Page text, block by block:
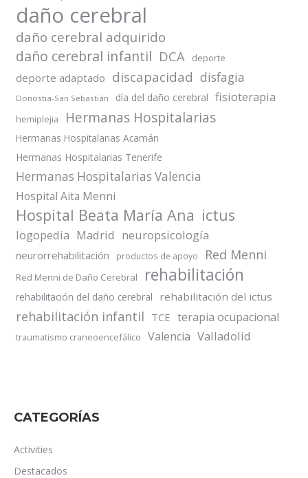
daño cerebral
daño cerebral adquirido
daño cerebral infantil DCA deporte
deporte adaptado discapacidad disfagia
Donostia-San Sebastián día del daño cerebral fisioterapia
hemiplejia Hermanas Hospitalarias
Hermanas Hospitalarias Acamán
Hermanas Hospitalarias Tenerife
Hermanas Hospitalarias Valencia
Hospital Aita Menni
Hospital Beata María Ana ictus
logopedia Madrid neuropsicología
neurorrehabilitación productos de apoyo Red Menni
Red Menni de Daño Cerebral rehabilitación
rehabilitación del daño cerebral rehabilitación del ictus
rehabilitación infantil TCE terapia ocupacional
traumatismo craneoencefálico Valencia Valladolid
CATEGORÍAS
Activities
Destacados